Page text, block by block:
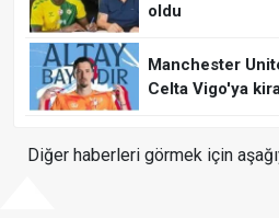
oldu
Manchester
Celta Vigo'ya
Diğer haberleri görmek için